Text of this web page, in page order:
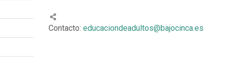
Contacto: educaciondeadultos@bajocinca.es